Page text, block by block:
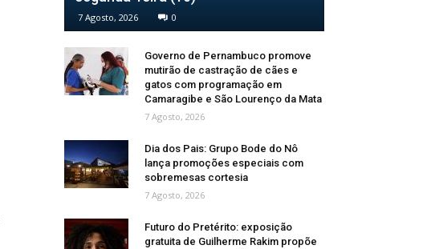
7 Agosto, 2026 0
Governo de Pernambuco promove
mutirão de castração de cães e
gatos com programação em
Camaragibe e São Lourenço da Mata
7 Agosto, 2026
Dia dos Pais: Grupo Bode do Nô
lança promoções especiais com
sobremesas cortesia
7 Agosto, 2026
Futuro do Pretérito: exposição
gratuita de Guilherme Rakim propõe